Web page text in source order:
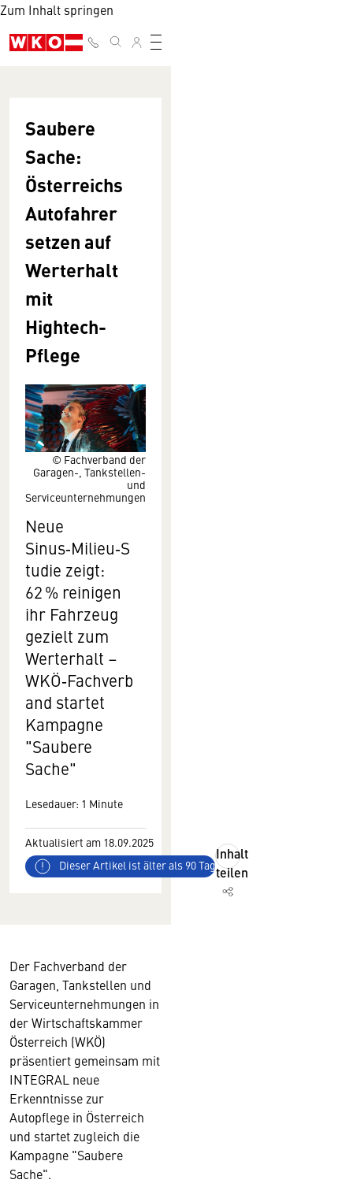
Zum Inhalt springen
© Fachverband der
Garagen-, Tankstellen-
und
Serviceunternehmungen
Saubere
Sache:
Österreichs
Autofahrer
setzen auf
Werterhalt
mit
Hightech-
Pflege
Neue
Sinus‑Milieu‑S
tudie zeigt:
62 % reinigen
ihr Fahrzeug
gezielt zum
Werterhalt –
WKÖ‑Fachverb
and startet
Kampagne
"Saubere
Sache"
Lesedauer: 1 Minute
Aktualisiert am 18.09.2025
Dieser Artikel ist älter als 90 Tage
Inhalt
teilen
Der Fachverband der
Garagen, Tankstellen und
Serviceunternehmungen in
der Wirtschaftskammer
Österreich (WKÖ)
präsentiert gemeinsam mit
INTEGRAL neue
Erkenntnisse zur
Autopflege in Österreich
und startet zugleich die
Kampagne "Saubere
Sache".